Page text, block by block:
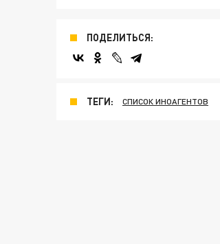
ПОДЕЛИТЬСЯ:
ТЕГИ: СПИСОК ИНОАГЕНТОВ